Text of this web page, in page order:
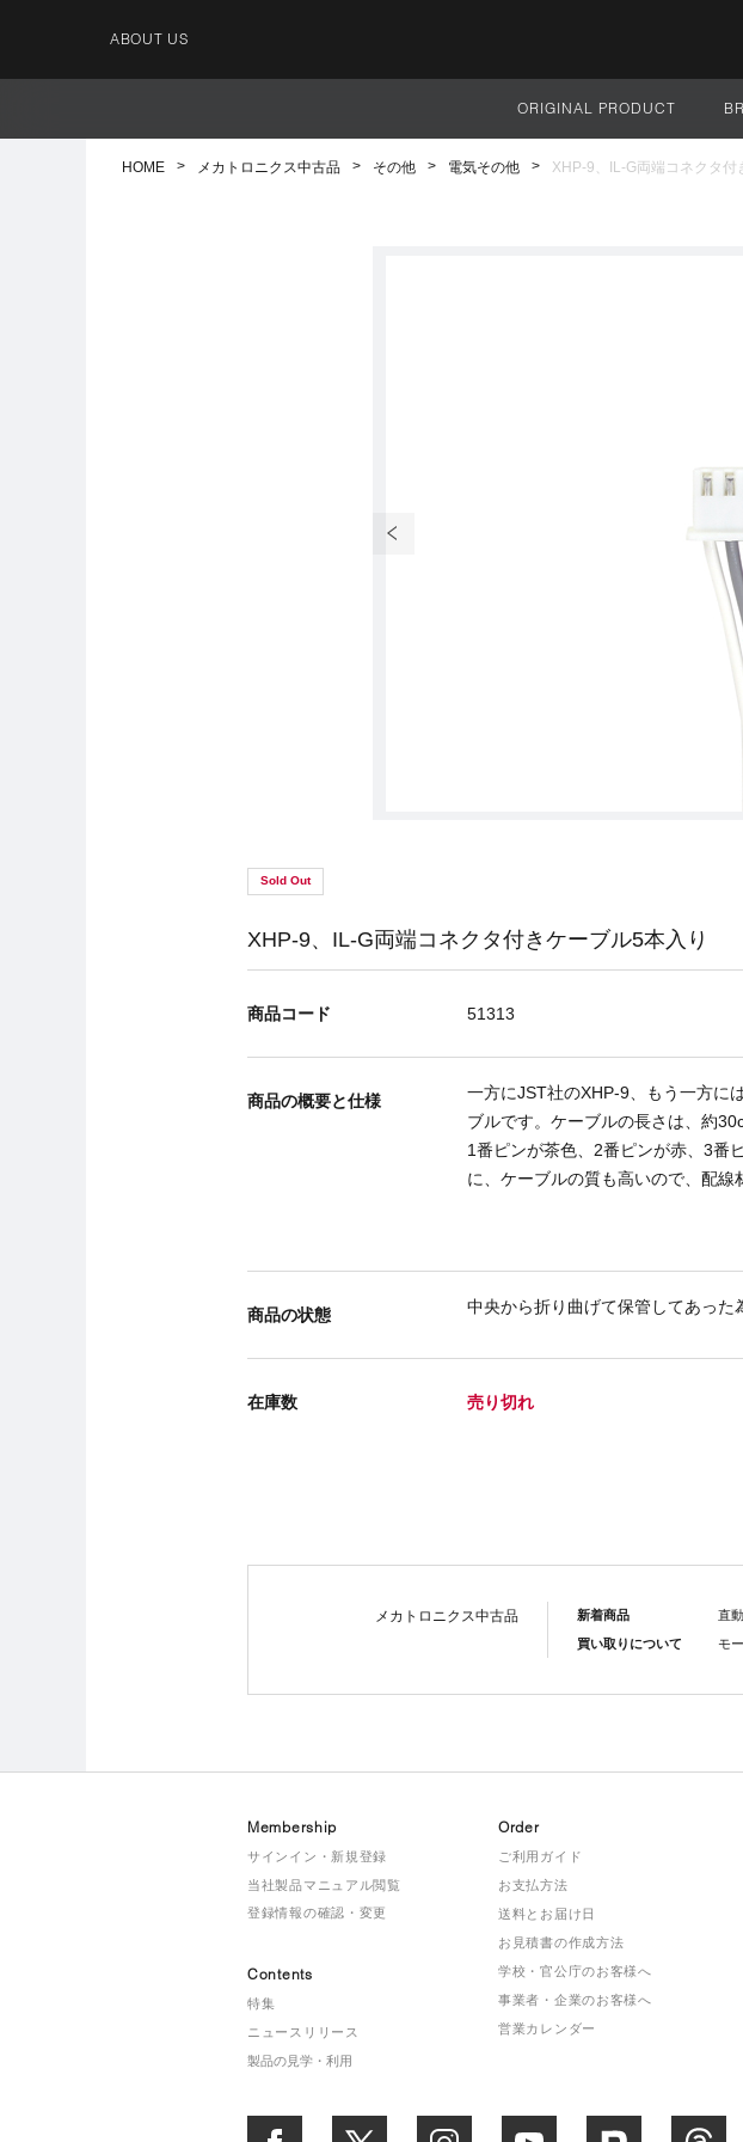
ABOUT US
サイト全体
ORIGINAL PRODUCT
HOME メカトロニクス中古品 その他 電気その他 XHP-9、IL-G両端コネクタ付
Sold Out
XHP-9、IL-G両端コネクタ付きケーブル5本入り
商品コード 51313
商品の概要と仕様
一方にJST社のXHP-9、もう一方に
ブルです。ケーブルの長さは、約
1番ピンが茶色、2番ピンが赤、3番
に、ケーブルの質も高いので、配線
商品の状態 中央から折り曲げて保管してあった
在庫数 売り切れ
メカトロニクス中古品
新着商品
買い取りについて
直
モ
Membership
サインイン・新規登録
当社製品マニュアル閲覧
登録情報の確認・変更
Contents
特集
ニュースリリース
製品の見学・利用
Order
ご利用ガイド
お支払方法
送料とお届け日
お見積書の作成方法
学校・官公庁のお客様へ
事業者・企業のお客様へ
営業カレンダー